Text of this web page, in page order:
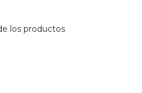
los productos